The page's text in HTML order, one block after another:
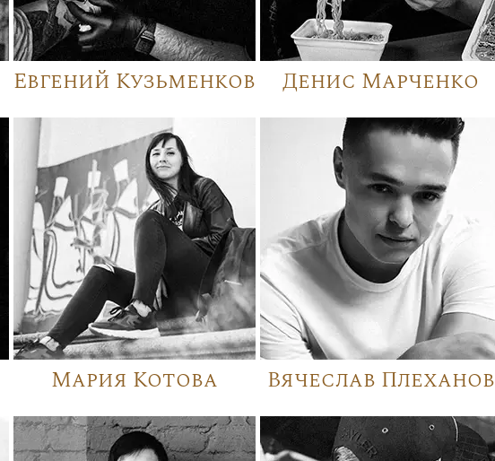
Евгений Кузьменков Денис Марченко
Мария Котова Вячеслав Плеханов